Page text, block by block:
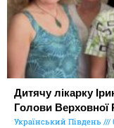
Дитячу лікарку
Голови Верховної
Український Південь